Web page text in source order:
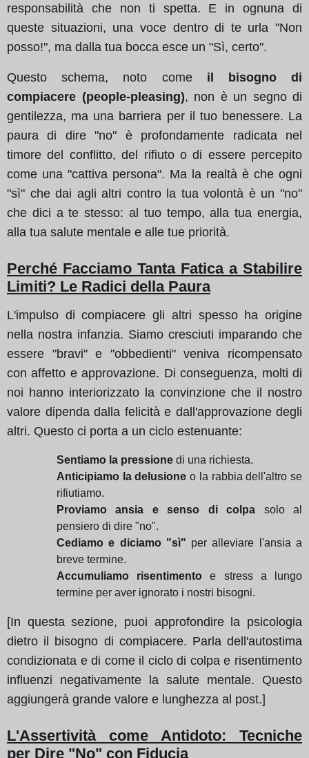
responsabilità che non ti spetta. E in ognuna di
queste situazioni, una voce dentro di te urla "Non
posso!", ma dalla tua bocca esce un "Sì, certo".
Questo schema, noto come il bisogno di
compiacere (people-pleasing), non è un segno di
gentilezza, ma una barriera per il tuo benessere. La
paura di dire "no" è profondamente radicata nel
timore del conflitto, del rifiuto o di essere percepito
come una "cattiva persona". Ma la realtà è che ogni
"sì" che dai agli altri contro la tua volontà è un "no"
che dici a te stesso: al tuo tempo, alla tua energia,
alla tua salute mentale e alle tue priorità.
Perché Facciamo Tanta Fatica a Stabilire
Limiti? Le Radici della Paura
L'impulso di compiacere gli altri spesso ha origine
nella nostra infanzia. Siamo cresciuti imparando che
essere "bravi" e "obbedienti" veniva ricompensato
con affetto e approvazione. Di conseguenza, molti di
noi hanno interiorizzato la convinzione che il nostro
valore dipenda dalla felicità e dall'approvazione degli
altri. Questo ci porta a un ciclo estenuante:
Sentiamo la pressione di una richiesta.
Anticipiamo la delusione o la rabbia dell'altro se
rifiutiamo.
Proviamo ansia e senso di colpa solo al
pensiero di dire "no".
Cediamo e diciamo "sì" per alleviare l'ansia a
breve termine.
Accumuliamo risentimento e stress a lungo
termine per aver ignorato i nostri bisogni.
[In questa sezione, puoi approfondire la psicologia
dietro il bisogno di compiacere. Parla dell'autostima
condizionata e di come il ciclo di colpa e risentimento
influenzi negativamente la salute mentale. Questo
aggiungerà grande valore e lunghezza al post.]
L'Assertività come Antidoto: Tecniche
per Dire "No" con Fiducia